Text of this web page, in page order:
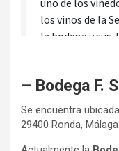
– Bodega F.
Se encuentra
29400 Ronda, Málaga.